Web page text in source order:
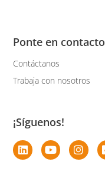
Ponte en contacto
Contáctanos
Trabaja con nosotros
¡Síguenos!